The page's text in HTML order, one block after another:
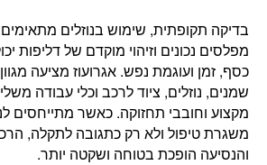
בדיקה תקופתית, שימוש בנוזלים
מפלסים נכונים וזיהוי מוקדם של דליפות
כסף, זמן ועוגמת נפש. אגרועוז מציעה
שמנים, נוזלים, ציוד לרכב וכלי עבודה
מקצוע וחובבי תחזוקה. כאשר מתייחסים
משגרת טיפול ולא רק כתגובה לתקלה,
והנסיעה הופכת בטוחה ושקטה יותר.